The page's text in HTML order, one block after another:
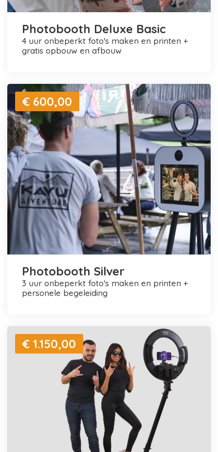
Photobooth Deluxe Basic
4 uur onbeperkt foto's maken en printen +
gratis opbouw en afbouw
€ 600,00
Photobooth Silver
3 uur onbeperkt foto's maken en printen +
personele begeleiding
€ 1.150,00